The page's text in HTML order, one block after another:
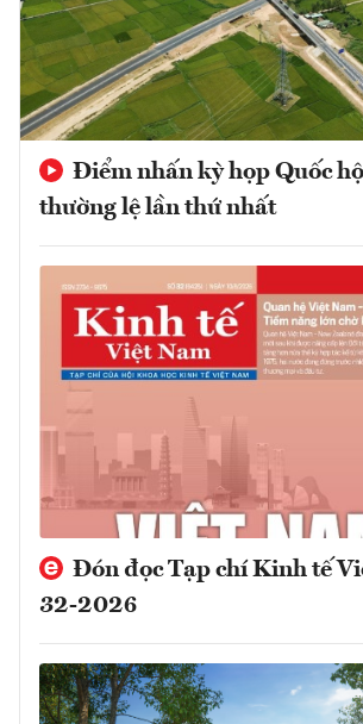
Điểm nhấn kỳ họp Quốc
thường lệ lần thứ nhất
Đón đọc Tạp chí Kinh tế
32-2026